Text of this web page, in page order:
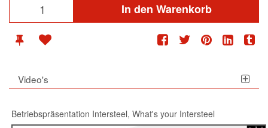
In den Warenkorb
Video's
Betriebspräsentation Intersteel, What's your Intersteel